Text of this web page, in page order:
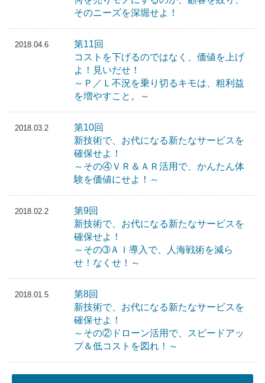
そのニーズを深堀せよ！
2018.04.6
第11回
コストを下げるのではなく、価値を上げ
よ！見いだせ！
～Ｐ／Ｌ不況を乗り切るキモは、粗利益
を増やすこと。～
2018.03.2
第10回
新技術で、お代になる新たなサービスを
確保せよ！
～その④ＶＲ＆ＡＲ活用で、かんたん体
験を価値にせよ！～
2018.02.2
第9回
新技術で、お代になる新たなサービスを
確保せよ！
～その➂ＡＩ導入で、人海戦術を減ら
せ！なくせ！～
2018.01.5
第8回
新技術で、お代になる新たなサービスを
確保せよ！
～その②ドローン活用で、スピードアッ
プ＆低コストを図れ！～